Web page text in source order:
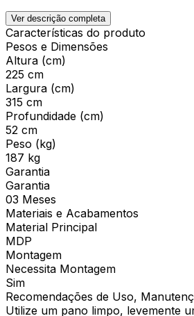
Ver descrição completa
Características do produto
Pesos e Dimensões
Altura (cm)
225 cm
Largura (cm)
315 cm
Profundidade (cm)
52 cm
Peso (kg)
187 kg
Garantia
Garantia
03 Meses
Materiais e Acabamentos
Material Principal
MDP
Montagem
Necessita Montagem
Sim
Recomendações de Uso,
Utilize um pano limpo, levemente